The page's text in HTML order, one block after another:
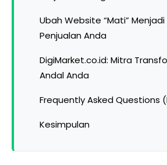
Ubah Website “Mati” Menjadi
Penjualan Anda
DigiMarket.co.id: Mitra
Andal Anda
Frequently Asked Questions
Kesimpulan